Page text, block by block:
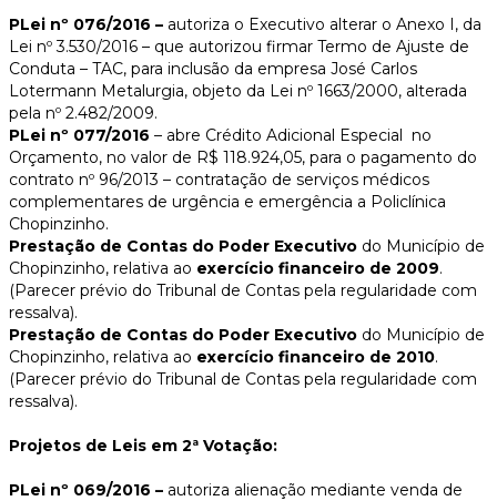
PLei nº 076/2016 – autoriza o Executivo alterar o Anexo I, da
Lei nº 3.530/2016 – que autorizou firmar Termo de Ajuste de
Conduta – TAC, para inclusão da empresa José Carlos
Lotermann Metalurgia, objeto da Lei nº 1663/2000, alterada
pela nº 2.482/2009.
PLei nº 077/2016 – abre Crédito Adicional Especial no
Orçamento, no valor de R$ 118.924,05, para o pagamento do
contrato nº 96/2013 – contratação de serviços médicos
complementares de urgência e emergência a Policlínica
Chopinzinho.
Prestação de Contas do Poder Executivo do Município de
Chopinzinho, relativa ao exercício financeiro de 2009.
(Parecer prévio do Tribunal de Contas pela regularidade com
ressalva).
Prestação de Contas do Poder Executivo do Município de
Chopinzinho, relativa ao exercício financeiro de 2010.
(Parecer prévio do Tribunal de Contas pela regularidade com
ressalva).
Projetos de Leis em 2ª Votação:
PLei nº 069/2016 – autoriza alienação mediante venda de